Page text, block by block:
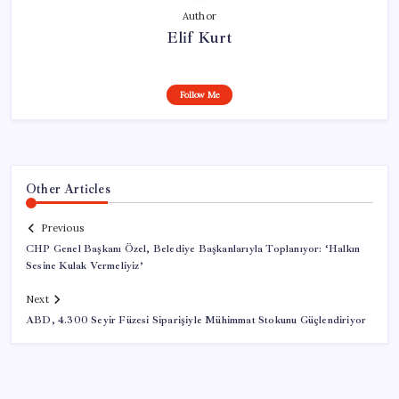
Author
Elif Kurt
Follow Me
Other Articles
Previous
CHP Genel Başkanı Özel, Belediye Başkanlarıyla Toplanıyor: ‘Halkın
Sesine Kulak Vermeliyiz’
Next
ABD, 4.300 Seyir Füzesi Siparişiyle Mühimmat Stokunu Güçlendiriyor